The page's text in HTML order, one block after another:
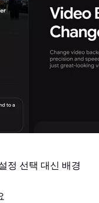
정 선택 대신 배경